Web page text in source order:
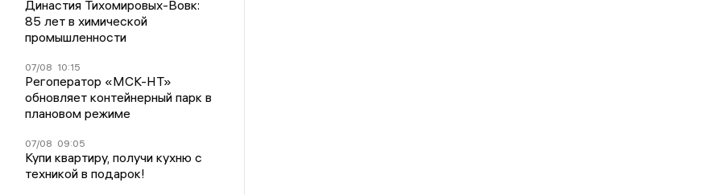
Династия Тихомировых-Вовк:
85 лет в химической
промышленности
07/08 10:15
Регоператор «МСК-НТ»
обновляет контейнерный парк в
плановом режиме
07/08 09:05
Купи квартиру, получи кухню с
техникой в подарок!